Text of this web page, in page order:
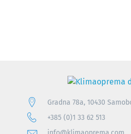
Gradna 78a, 10430
+385 (0)1 33 62 513